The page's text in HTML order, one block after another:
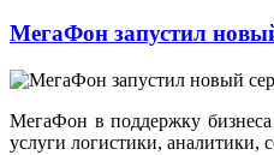
МегаФон запустил
МегаФон в поддержку
услуги логистики, аналитики,